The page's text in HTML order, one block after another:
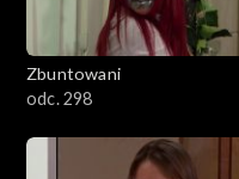
Zbuntowani
odc. 298